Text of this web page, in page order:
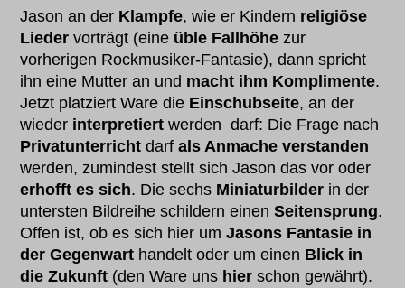
Jason an der Klampfe, wie er Kindern religiöse
Liedervorträgt (eine üble Fallhöhe zur
vorherigen Rockmusiker-Fantasie), dann spricht
ihn eine Mutter an und macht ihm Komplimente.
Jetzt platziert Ware die Einschubseite, an der
wieder interpretiert werden darf: Die Frage nach
Privatunterricht darfals Anmache verstanden
werden, zumindest stellt sich Jason das vor oder
erhofft es sich. Die sechs Miniaturbilder in der
untersten Bildreihe schildern einenSeitensprung.
Offen ist, ob es sich hier umJasons Fantasie in
der Gegenwart handelt oder um einen Blick in
die Zukunft (den Ware uns hier schon gewährt).